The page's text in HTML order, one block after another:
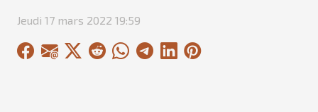
Jeudi 17 mars 2022 19:59